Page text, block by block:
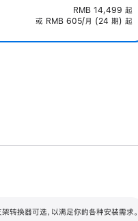
RMB 14,499 起
或 RMB 605/月 (24 期) 起
换器可选，以满足你的各种安装需求。